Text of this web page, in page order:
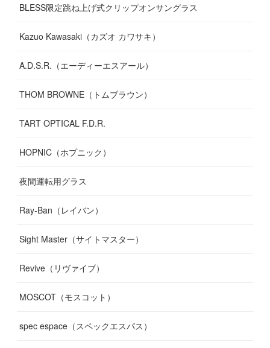
BLESS限定跳ね上げ式クリップオンサングラス
Kazuo Kawasaki（カズオ カワサキ）
A.D.S.R.（エーディーエスアール）
THOM BROWNE（トムブラウン）
TART OPTICAL F.D.R.
HOPNIC（ホプニック）
夜間運転用グラス
Ray-Ban（レイバン）
Sight Master（サイトマスター）
Revive（リヴァイブ）
MOSCOT（モスコット）
spec espace（スペックエスパス）